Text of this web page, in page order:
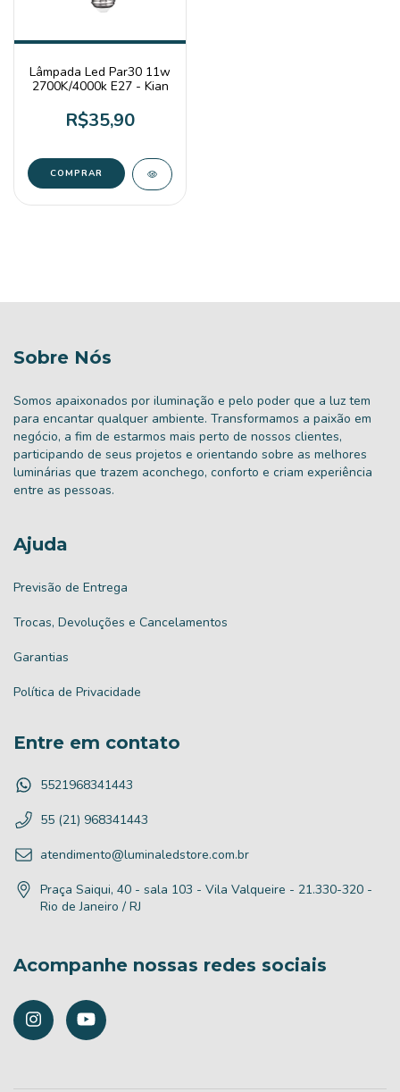
Lâmpada Led Par30 11w
2700K/4000k E27 - Kian
R$35,90
COMPRAR
Sobre Nós
Somos apaixonados por iluminação e pelo poder que a luz tem
para encantar qualquer ambiente. Transformamos a paixão em
negócio, a fim de estarmos mais perto de nossos clientes,
participando de seus projetos e orientando sobre as melhores
luminárias que trazem aconchego, conforto e criam experiência
entre as pessoas.
Ajuda
Previsão de Entrega
Trocas, Devoluções e Cancelamentos
Garantias
Política de Privacidade
Entre em contato
5521968341443
55 (21) 968341443
atendimento@luminaledstore.com.br
Praça Saiqui, 40 - sala 103 - Vila Valqueire - 21.330-320 -
Rio de Janeiro / RJ
Acompanhe nossas redes sociais